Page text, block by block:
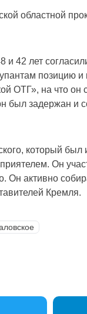
областной
42 лет
позицию
ОТГ», на что он
был задержан и
который был
Он
Он активно
Кремля.